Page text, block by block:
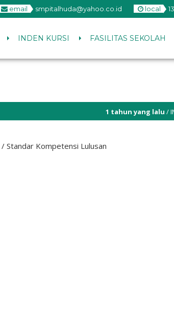
email smpitalhuda@yahoo.co.id local 13
INDEN KURSI FASILITAS SEKOLAH
1 tahun yang lalu /
http://
/ Standar Kompetensi Lulusan